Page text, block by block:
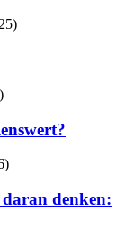
denken: